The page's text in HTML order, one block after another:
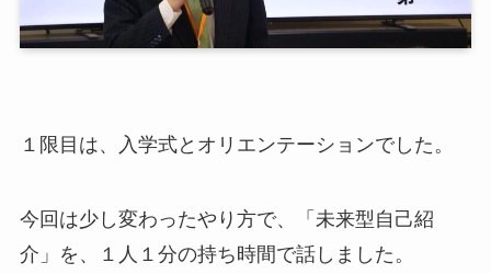
１限目は、入学式とオリエンテーションでした。
今回は少し変わったやり方で、「未来型自己紹
介」を、１人１分の持ち時間で話しました。